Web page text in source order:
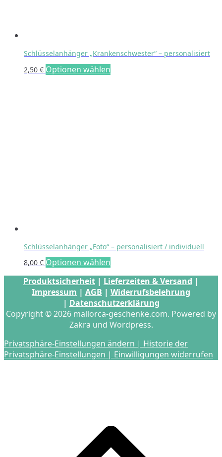
Schlüsselanhänger „Krankenschwester“ – personalisiert
2,50 € Optionen wählen
Schlüsselanhänger „Foto“ – personalisiert / individuell
8,00 € Optionen wählen
Produktsicherheit | Lieferzeiten & Versand |
Impressum | AGB | Widerrufsbelehrung
| Datenschutzerklärung
Copyright © 2026 mallorca-geschenke.com. Powered by
Zakra und Wordpress.
Privatsphäre-Einstellungen ändern | Historie der
Privatsphäre-Einstellungen | Einwilligungen widerrufen